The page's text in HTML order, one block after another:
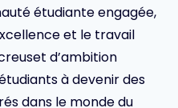
étudiante engagée,
et le travail
d’ambition
à devenir des
dans le monde du